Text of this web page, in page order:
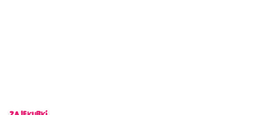
ZAJEKUBKI